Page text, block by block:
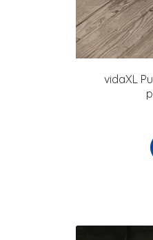
vidaXL